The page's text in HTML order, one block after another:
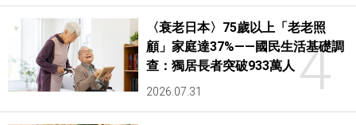
4
〈衰老日本〉75歲以上「老老照
顧」家庭達37%——國民生活基礎調
查：獨居長者突破933萬人
2026.07.31